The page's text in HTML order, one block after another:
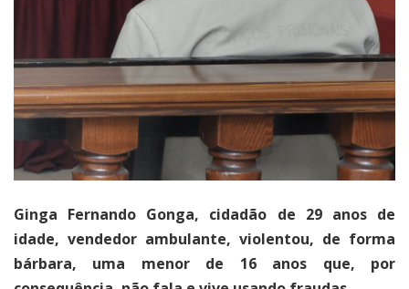
Ginga Fernando Gonga, cidadão de 29 anos de
idade, vendedor ambulante, violentou, de forma
bárbara, uma menor de 16 anos que, por